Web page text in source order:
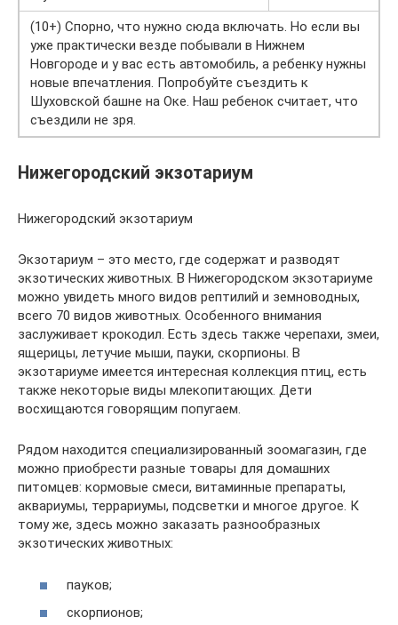
(10+) Спорно, что нужно сюда включать. Но если вы
уже практически везде побывали в Нижнем
Новгороде и у вас есть автомобиль, а ребенку нужны
новые впечатления. Попробуйте съездить к
Шуховской башне на Оке. Наш ребенок считает, что
съездили не зря.
Нижегородский экзотариум
Нижегородский экзотариум
Экзотариум – это место, где содержат и разводят
экзотических животных. В Нижегородском экзотариуме
можно увидеть много видов рептилий и земноводных,
всего 70 видов животных. Особенного внимания
заслуживает крокодил. Есть здесь также черепахи, змеи,
ящерицы, летучие мыши, пауки, скорпионы. В
экзотариуме имеется интересная коллекция птиц, есть
также некоторые виды млекопитающих. Дети
восхищаются говорящим попугаем.
Рядом находится специализированный зоомагазин, где
можно приобрести разные товары для домашних
питомцев: кормовые смеси, витаминные препараты,
аквариумы, террариумы, подсветки и многое другое. К
тому же, здесь можно заказать разнообразных
экзотических животных:
пауков;
скорпионов;